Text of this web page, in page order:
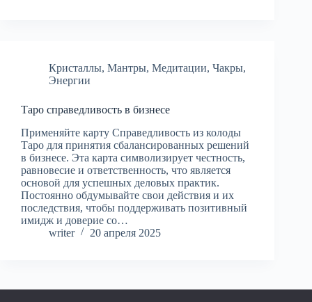
Кристаллы, Мантры, Медитации, Чакры,
Энергии
Таро справедливость в бизнесе
Применяйте карту Справедливость из колоды
Таро для принятия сбалансированных решений
в бизнесе. Эта карта символизирует честность,
равновесие и ответственность, что является
основой для успешных деловых практик.
Постоянно обдумывайте свои действия и их
последствия, чтобы поддерживать позитивный
имидж и доверие со…
writer
20 апреля 2025